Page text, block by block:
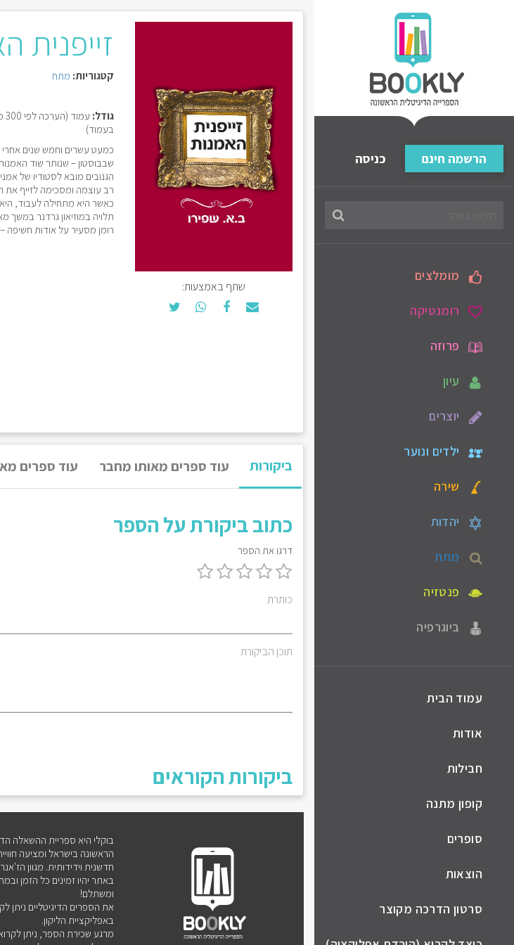
הרשמה חינם כניסה
מומלצים
רומנטיקה
פרוזה
עיון
יוצרים
ילדים ונוער
שירה
יהדות
מתח
פנטזיה
ביוגרפיה
עמוד הבית
אודות
חבילות
קופון מתנה
סופרים
הוצאות
סרטון הדרכה מקוצר
שתף באמצעות:
זייפנית
קטגוריות: מתח
גודל:
בעמוד)
כמעט עשרים וחמש שנים אחרי
שבבוסטון – שנותר שוד
הגנובים מובא לסטודיו של
רב עוצמה ומסכימה לזייף את
כאשר היא מתחילה לעבוד,
תלויה במוזיאון גרדנר במשך
רומן מסעיר על אודות
ביקורות עוד ספרים מאותו מחבר עוד ספרים
כתוב ביקורת על הספר
דרגו את הספר
כותרת
תוכן הביקורת
ביקורות הקוראים
בוקלי היא ספריית ההשאלה
הראשונה בישראל ומציעה
חדשנית וידידותית. מגוון
באתר יהיו זמינים כל הזמן
ומשתלם!
את הספרים הדיגיטליים ניתן
באפליקציית הליקון.
מרגע שכירת הספר, ניתן